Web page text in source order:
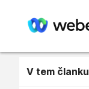
V tem članku